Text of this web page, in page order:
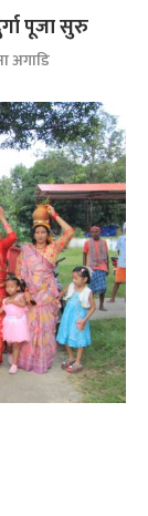
पूजा सुरु
अगाडि